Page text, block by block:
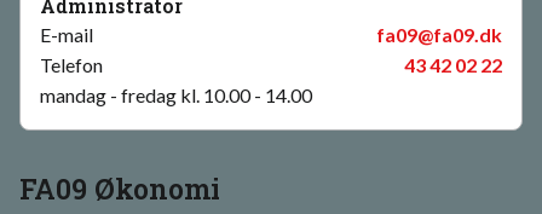
Administrator
E-mail
fa09@fa09.dk
Telefon
43 42 02 22
mandag - fredag kl. 10.00 - 14.00
FA09 Økonomi